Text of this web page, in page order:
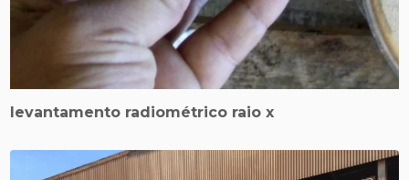
levantamento radiométrico raio x